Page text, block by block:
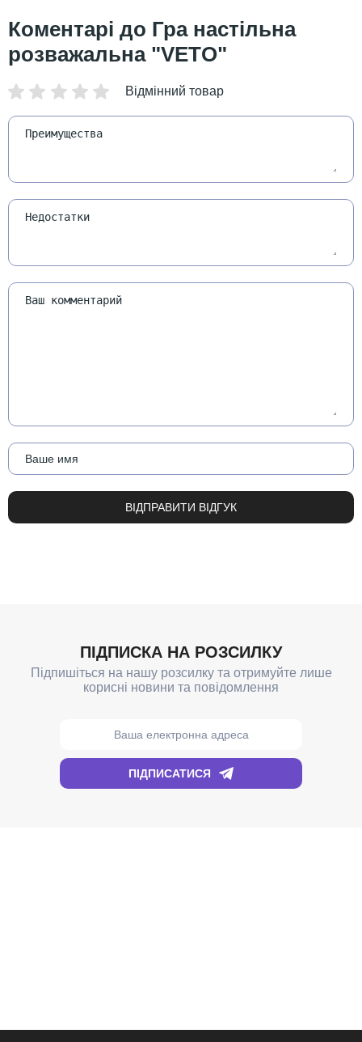
Гра настільна
розважальна "VETO"